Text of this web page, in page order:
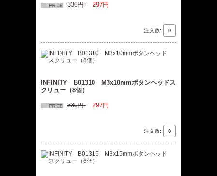
330円 297円
注文数:
INFINITY B01310 M3x10mmボタンヘッドス
クリュー（8個）
330円 297円
注文数: